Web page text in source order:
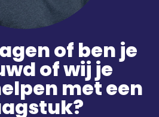
of ben je
of wij je
met een